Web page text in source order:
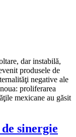
dar instabilă,
produsele de
negative ale
proliferarea
mexicane au găsit
sinergie